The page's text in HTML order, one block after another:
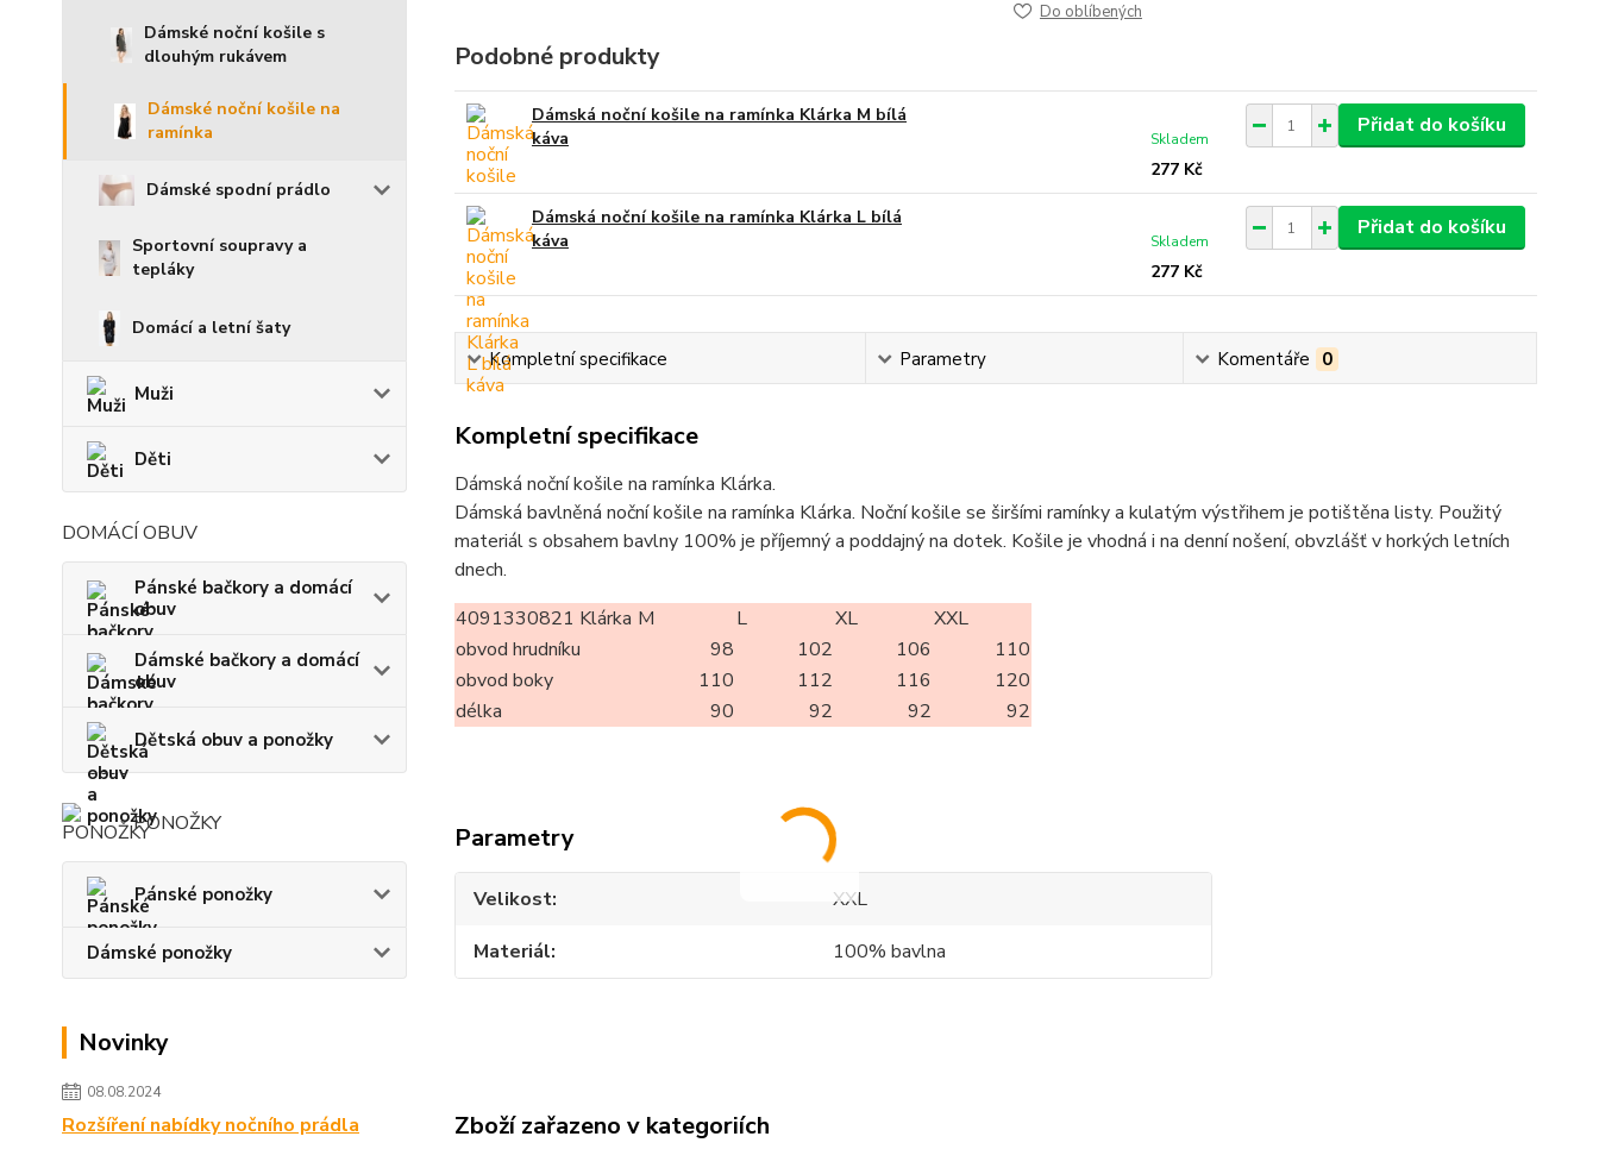
Dámské noční košile s
dlouhým rukávem
Dámské noční košile na
ramínka
Dámské spodní prádlo
Sportovní soupravy a
tepláky
Domácí a letní šaty
Muži
Děti
DOMÁCÍ OBUV
Pánské bačkory a domácí
obuv
Dámské bačkory a domácí
obuv
Dětská obuv a ponožky
PONOŽKY
Pánské ponožky
Dámské ponožky
Novinky
08.08.2024
Rozšíření nabídky nočního prádla
Do oblíbených
Podobné produkty
Dámská noční košile na ramínka Klárka M bílá
káva
277 Kč
Skladem
Přidat do košíku
Dámská noční košile na ramínka Klárka L bílá
káva
277 Kč
Skladem
Přidat do košíku
Kompletní specifikace Parametry Komentáře 0
Kompletní specifikace
Dámská noční košile na ramínka Klárka.
Dámská bavlněná noční košile na ramínka Klárka. Noční košile se širšími ramínky a kulatým výstřihem je potištěna listy. Použitý
materiál s obsahem bavlny 100% je příjemný a poddajný na dotek. Košile je vhodná i na denní nošení, obvzlášť v horkých letních
dnech.
4091330821 Klárka M L XL
XXL
obvod hrudníku
98 102 106
110
obvod boky
110 112 116
120
délka
90 92 92 92
Parametry
Velikost
XXL
Materiál
100% bavlna
Zboží zařazeno v kategoriích